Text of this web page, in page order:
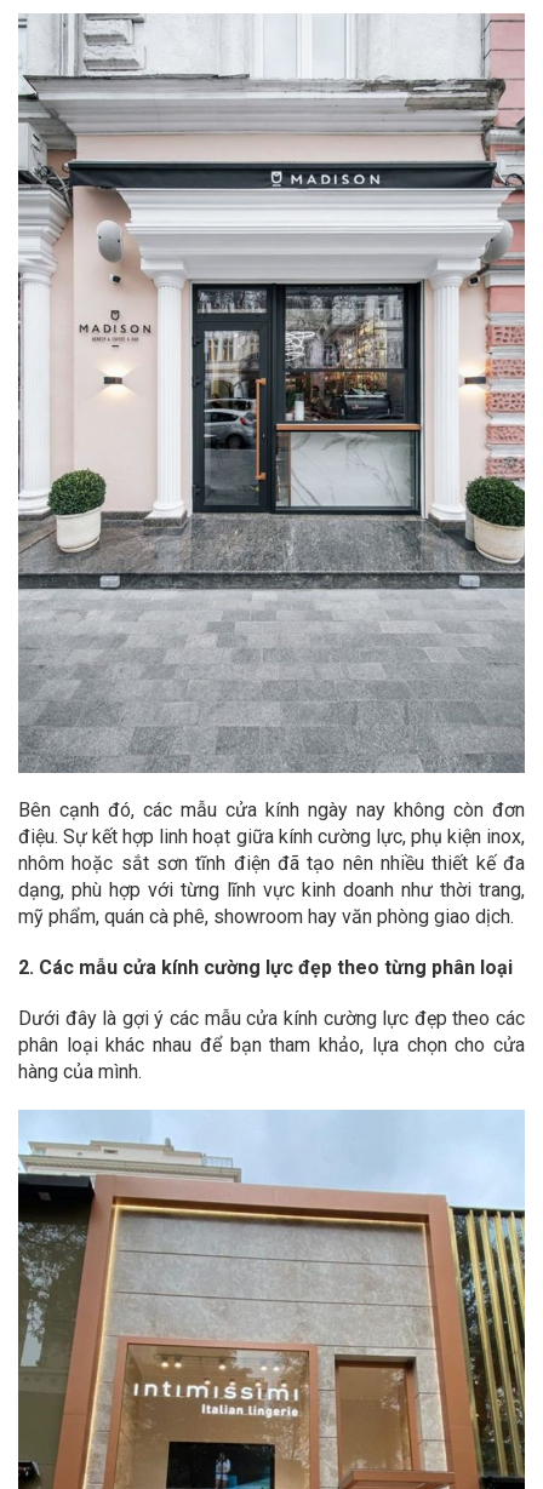
Bên cạnh đó, các mẫu cửa kính ngày nay không còn đơn
điệu. Sự kết hợp linh hoạt giữa kính cường lực, phụ kiện inox,
nhôm hoặc sắt sơn tĩnh điện đã tạo nên nhiều thiết kế đa
dạng, phù hợp với từng lĩnh vực kinh doanh như thời trang,
mỹ phẩm, quán cà phê, showroom hay văn phòng giao dịch.
2. Các mẫu cửa kính cường lực đẹp theo từng phân loại
Dưới đây là gợi ý các mẫu cửa kính cường lực đẹp theo các
phân loại khác nhau để bạn tham khảo, lựa chọn cho cửa
hàng của mình.